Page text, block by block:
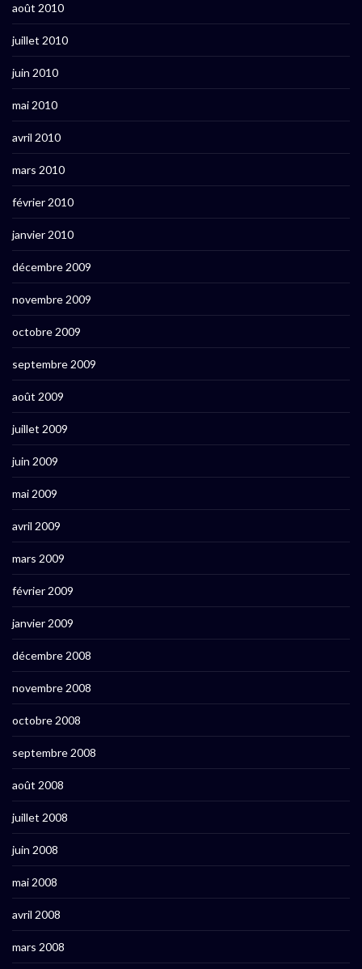
août 2010
juillet 2010
juin 2010
mai 2010
avril 2010
mars 2010
février 2010
janvier 2010
décembre 2009
novembre 2009
octobre 2009
septembre 2009
août 2009
juillet 2009
juin 2009
mai 2009
avril 2009
mars 2009
février 2009
janvier 2009
décembre 2008
novembre 2008
octobre 2008
septembre 2008
août 2008
juillet 2008
juin 2008
mai 2008
avril 2008
mars 2008